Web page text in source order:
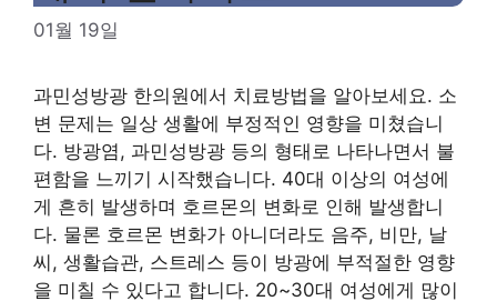
01월 19일
과민성방광 한의원에서 치료방법을 알아보세요. 소
변 문제는 일상 생활에 부정적인 영향을 미쳤습니
다. 방광염, 과민성방광 등의 형태로 나타나면서 불
편함을 느끼기 시작했습니다. 40대 이상의 여성에
게 흔히 발생하며 호르몬의 변화로 인해 발생합니
다. 물론 호르몬 변화가 아니더라도 음주, 비만, 날
씨, 생활습관, 스트레스 등이 방광에 부적절한 영향
을 미칠 수 있다고 합니다. 20~30대 여성에게 많이